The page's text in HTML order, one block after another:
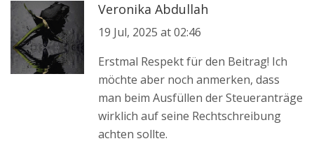
Veronika Abdullah
19 Jul, 2025 at 02:46
Erstmal Respekt für den Beitrag! Ich
möchte aber noch anmerken, dass
man beim Ausfüllen der Steueranträge
wirklich auf seine Rechtschreibung
achten sollte.